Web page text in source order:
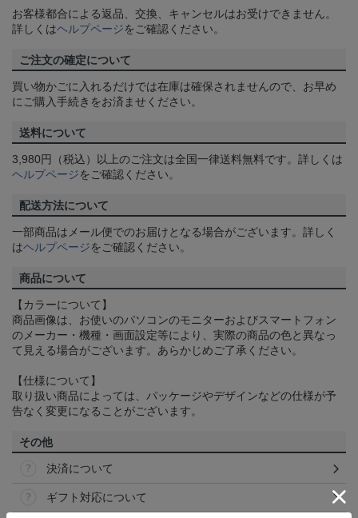
お客様都合による返品、交換、キャンセルはお受けできません。
詳しくはヘルプページをご確認ください。
ご注文の確定について
買い物かごに入れるだけでは在庫は確保されませんので、お早め
にご購入手続きをお済ませください。
送料について
3,980円（税込）以上のご注文は全国一律送料無料です。詳しくは
ヘルプページをご確認ください。
配送方法について
一部商品はメール便でのお届けとなる場合がございます。詳しく
はヘルプページをご確認ください。
商品について
【カラーについて】
商品画像は、お使いのパソコンのモニターおよびスマートフォン
のメーカー・機種・画面設定等により、実際の商品の色と異なっ
て見える場合がございます。あらかじめご了承ください。
【仕様について】
取り扱い商品によっては、パッケージやデザインなどの仕様が予
告なく変更になることがございます。
その他
決済について
ギフト対応について